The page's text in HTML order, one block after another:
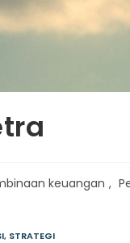
keuangan ,
, STRATEGI